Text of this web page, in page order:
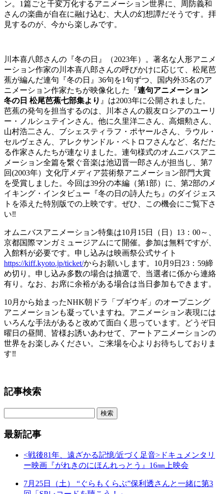
ン。1篇ごと千変万化するアニメーション世界に、周防義和
さんの楽曲が自在に融け込む、大人の幻想譚だそうです。拝
見するのが、今から楽しみです。
川本喜八郎さんの『冬の日』（2023年）。著名な人形アニメ
ーション作家の川本喜八郎さんの呼びかけに応じて、松尾芭
蕉が編んだ連句『冬の日』36句を1句ずつ、国内外35名のア
ニメーション作家たちが映像化した『連句アニメーション
冬の日 松尾芭蕉七部集より 』は2003年に公開されました。
芭蕉の発句を担当するのは、川本さんの親友ロシアのユーリ
ー・ノルシュテインさん。他に久里洋二さん、高畑勲さん、
山村浩二さん、ブシェスティラフ・ポヤールさん、ラウル・
セルヴェさん、アレクサンドル・ペトロフさんなど、名だた
る作家さんたちが連なりました。連句様式のオムニバスアニ
メーション全篇を繋ぐ音楽は池辺晋一郎さんが担当し、第7
回(2003年）文化庁メディア芸術祭アニメーション部門大賞
を受賞しました。今回は39分の本編（第1部）に、第2部のメ
イキング・インタビュー『冬の日の詩人たち』のダイジェス
トを添えた特別版での上映です。ぜひ、この機会にご覧下さ
い‼
オムニバスアニメーション特集は10月15日（日）13：00～、
京都国際マンガミュージアムにて開催。参加は無料ですが、
入館料が必要です。申し込みは映画祭公式サイト
https://kiff.kyoto.jp/ticket/からお願いします。10月9日23：59締
め切り。申し込み多数の場合は抽選で、当選者に係から連絡
有り。なお、お席に余裕がある場合は当日参加もできます。
10月から始まったNHK朝ドラ「ブギウギ」のオープニング
アニメーションも凝っていますね。アニメーション表現には
いろんな手法があると改めて面白く思っています。どうぞ日
曜日の昼間、皆様お誘いあわせて、アートアニメーションの
世界をお楽しみください。ご来場を心よりお待ちしておりま
す‼
記事検索
最新記事
<戦後81年、遠ざかる記憶/近づく足音>ドキュメンタリ
ー映画『がれきのにほんれっとう』16㎜上映会
7月25日（土） “ぐらもくらぶ”保利透さんと一緒に第3